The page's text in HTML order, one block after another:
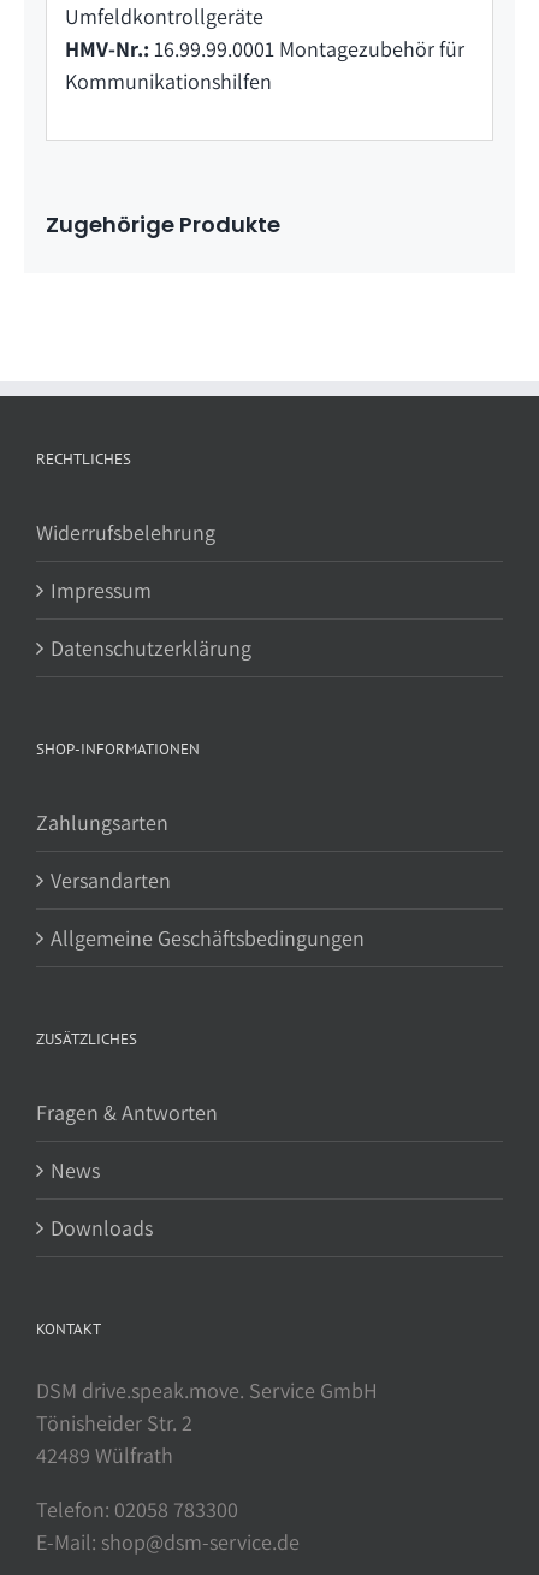
Umfeldkontrollgeräte
HMV-Nr.: 16.99.99.0001 Montagezubehör für
Kommunikationshilfen
Zugehörige Produkte
RECHTLICHES
Widerrufsbelehrung
Impressum
Datenschutzerklärung
SHOP-INFORMATIONEN
Zahlungsarten
Versandarten
Allgemeine Geschäftsbedingungen
ZUSÄTZLICHES
Fragen & Antworten
News
Downloads
KONTAKT
DSM drive.speak.move. Service GmbH
Tönisheider Str. 2
42489 Wülfrath
Telefon: 02058 783300
E-Mail: shop@dsm-service.de